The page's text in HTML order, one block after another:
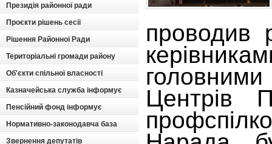
Президія районної ради
Проєкти рішень сесії
Рішення Районної Ради
Територіальні громади району
Об'єкти спільної власності
Казначейська служба інформує
Пенсійний фонд інформує
Нормативно-законодавча база
Звернення депутатів
проводив
Центрів